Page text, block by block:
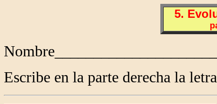
5.
Escribe en la parte derecha la